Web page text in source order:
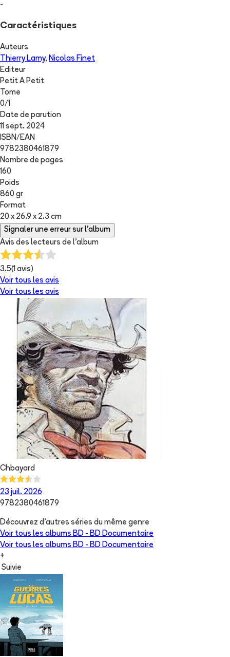
-
Caractéristiques
Auteurs
Thierry Lamy, Nicolas Finet
Editeur
Petit A Petit
Tome
0/1
Date de parution
11 sept. 2024
ISBN/EAN
9782380461879
Nombre de pages
160
Poids
860 gr
Format
20 x 26.9 x 2.3 cm
Signaler une erreur sur l'album
Avis des lecteurs de l'album
3.5(1 avis)
Voir tous les avis
Voir tous les avis
Chbayard
23 juil. 2026
9782380461879
Découvrez d'autres séries du même genre
Voir tous les albums BD - BD Documentaire
Voir tous les albums BD - BD Documentaire
+
Suivie